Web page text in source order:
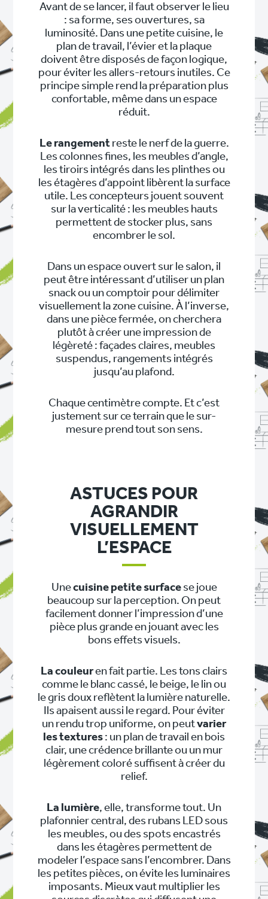
Avant de se lancer, il faut observer le lieu
: sa forme, ses ouvertures, sa
luminosité. Dans une petite cuisine, le
plan de travail, l’évier et la plaque
doivent être disposés de façon logique,
pour éviter les allers-retours inutiles. Ce
principe simple rend la préparation plus
confortable, même dans un espace
réduit.
Le rangementreste le nerf de la guerre.
Les colonnes fines, les meubles d’angle,
les tiroirs intégrés dans les plinthes ou
les étagères d’appoint libèrent la surface
utile. Les concepteurs jouent souvent
sur la verticalité : les meubles hauts
permettent de stocker plus, sans
encombrer le sol.
Dans un espace ouvert sur le salon, il
peut être intéressant d’utiliser un plan
snack ou un comptoir pour délimiter
visuellement la zone cuisine. À l’inverse,
dans une pièce fermée, on cherchera
plutôt à créer une impression de
légèreté : façades claires, meubles
suspendus, rangements intégrés
jusqu’au plafond.
Chaque centimètre compte. Et c’est
justement sur ce terrain que le sur-
mesure prend tout son sens.
ASTUCES POUR
AGRANDIR
VISUELLEMENT
L’ESPACE
Unecuisine petite surfacese joue
beaucoup sur la perception. On peut
facilement donner l’impression d’une
pièce plus grande en jouant avec les
bons effets visuels.
La couleuren fait partie. Les tons clairs
comme le blanc cassé, le beige, le lin ou
le gris doux reflètent la lumière naturelle.
Ils apaisent aussi le regard. Pour éviter
un rendu trop uniforme, on peutvarier
les textures : un plan de travail en bois
clair, une crédence brillante ou un mur
légèrement coloré suffisent à créer du
relief.
La lumière, elle, transforme tout. Un
plafonnier central, des rubans LED sous
les meubles, ou des spots encastrés
dans les étagères permettent de
modeler l’espace sans l’encombrer. Dans
les petites pièces, on évite les luminaires
imposants. Mieux vaut multiplier les